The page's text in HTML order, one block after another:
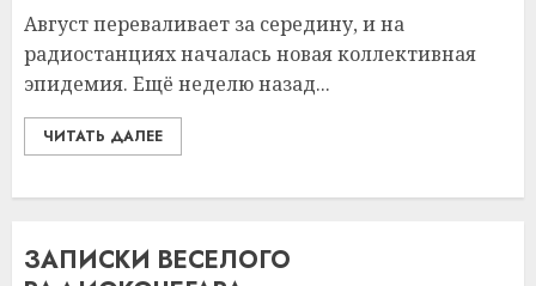
Август переваливает за середину, и на
радиостанциях началась новая коллективная
эпидемия. Ещё неделю назад...
ЧИТАТЬ ДАЛЕЕ
ЗАПИСКИ ВЕСЕЛОГО